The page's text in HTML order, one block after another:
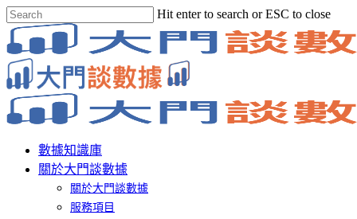
Skip
to
main
content
Hit enter to search or ESC to close
Close
Search
Menu
數據知識庫
關於大門談數據
關於大門談數據
服務項目